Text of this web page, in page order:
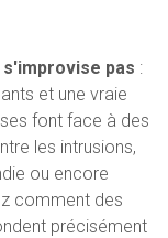
pas :
et une vraie
font face à des
les intrusions,
ou encore
comment des
précisément